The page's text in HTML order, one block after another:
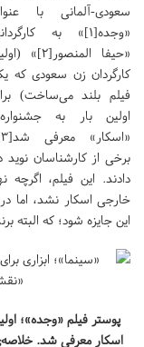
سعودی-آلمانی با
«وجده[۱]» به
«حیفا المنصور[۲]»
کارگردان زن سعودی که
فیلم بلند می‌ساخت)
اولین بار به
برخی از کارشناسان
دادند. این فیلم، اگرچه
خارجی اسکار نشد، اما
این جایزه شود؛ که البته
پوستر فیلم «وجده»؛
اسکار معرفی شد.